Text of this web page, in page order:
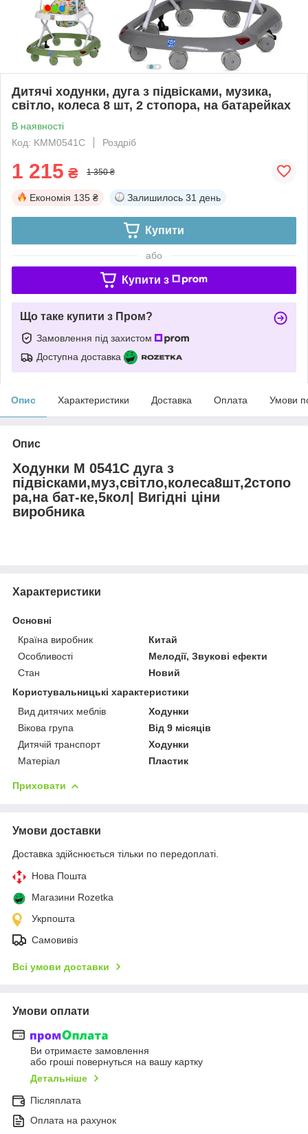
Дитячі ходунки, дуга з підвісками, музика,
світло, колеса 8 шт, 2 стопора, на батарейках
В наявності
Код: KMM0541C
Роздріб
1 215 ₴ 1 350 ₴
Економія 135 ₴ Залишилось 31 день
Купити
або
Купити з
Що таке купити з Пром?
Замовлення під захистом
Доступна доставка
Опис Характеристики Доставка Оплата Умови
Опис
Ходунки M 0541C дуга з
підвісками,муз,світло,колеса8шт,2стопо
ра,на бат-ке,5кол| Вигідні ціни
виробника
Характеристики
Основні
Країна виробник
Китай
Особливості
Мелодії, Звукові ефекти
Стан
Новий
Користувальницькі характеристики
Вид дитячих меблів
Ходунки
Вікова група
Від 9 місяців
Дитячій транспорт
Ходунки
Матеріал
Пластик
Приховати
Умови доставки
Доставка здійснюється тільки по передоплаті.
Нова Пошта
Магазини Rozetka
Укрпошта
Самовивіз
Всі умови доставки
Умови оплати
Ви отримаєте замовлення
або гроші повернуться на вашу картку
Детальніше
Післяплата
Оплата на рахунок